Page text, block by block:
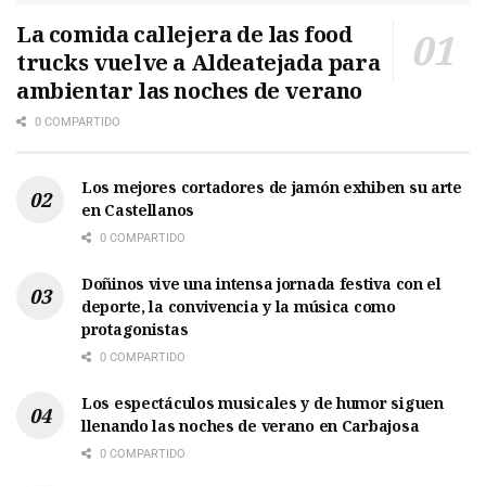
La comida callejera de las food
trucks vuelve a Aldeatejada para
ambientar las noches de verano
0 COMPARTIDO
Los mejores cortadores de jamón exhiben su arte
en Castellanos
0 COMPARTIDO
Doñinos vive una intensa jornada festiva con el
deporte, la convivencia y la música como
protagonistas
0 COMPARTIDO
Los espectáculos musicales y de humor siguen
llenando las noches de verano en Carbajosa
0 COMPARTIDO